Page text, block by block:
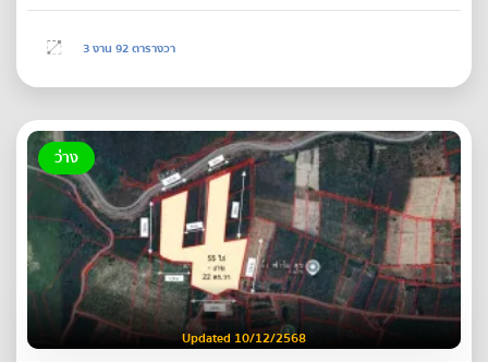
3 งาน 92 ตารางวา
ว่าง
Updated 10/12/2568